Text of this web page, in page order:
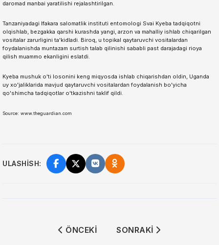
daromad manbai yaratilishi rejalashtirilgan.
Tanzaniyadagi Ifakara salomatlik instituti entomologi Svai Kyeba tadqiqotni
olqishlab, bezgakka qarshi kurashda yangi, arzon va mahalliy ishlab chiqarilgan
vositalar zarurligini ta'kidladi. Biroq, u topikal qaytaruvchi vositalardan
foydalanishda muntazam surtish talab qilinishi sababli past darajadagi rioya
qilish muammo ekanligini eslatdi.
Kyeba mushuk o'ti losonini keng miqyosda ishlab chiqarishdan oldin, Uganda
uy xo'jaliklarida mavjud qaytaruvchi vositalardan foydalanish bo'yicha
qo'shimcha tadqiqotlar o'tkazishni taklif qildi.
Source: www.theguardian.com
ULASHISH:
ÖNCEKI MAKALE: 8-IYUL KUNI DUNYO
ÖNCEKI SONRAKI MAKALE:
SONRAKI